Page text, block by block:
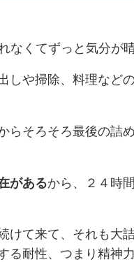
なくてずっと気分が晴
しや掃除、料理など
そろそろ最後の詰
があるから、２４時
けて来て、それも大
耐性、つまり精神力